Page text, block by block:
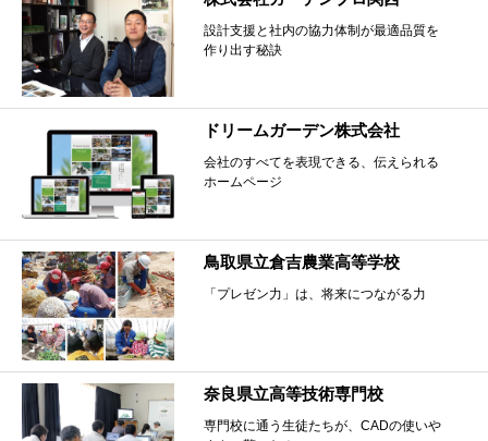
設計支援と社内の協力体制が最適品質を
作り出す秘訣
ドリームガーデン株式会社
会社のすべてを表現できる、伝えられる
ホームページ
鳥取県立倉吉農業高等学校
「プレゼン力」は、将来につながる力
奈良県立高等技術専門校
専門校に通う生徒たちが、CADの使いや